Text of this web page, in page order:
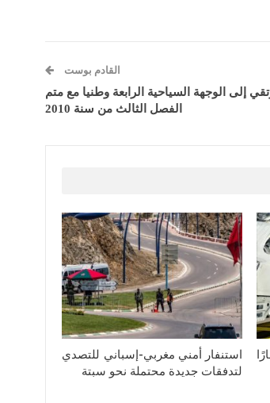
القادم بوست
إلى الوجهة السياحية الرابعة وطنيا مع متم
الفصل الثالث من سنة 2010
استنفار أمني مغربي-إسباني للتصدي
لتدفقات جديدة محتملة نحو سبتة